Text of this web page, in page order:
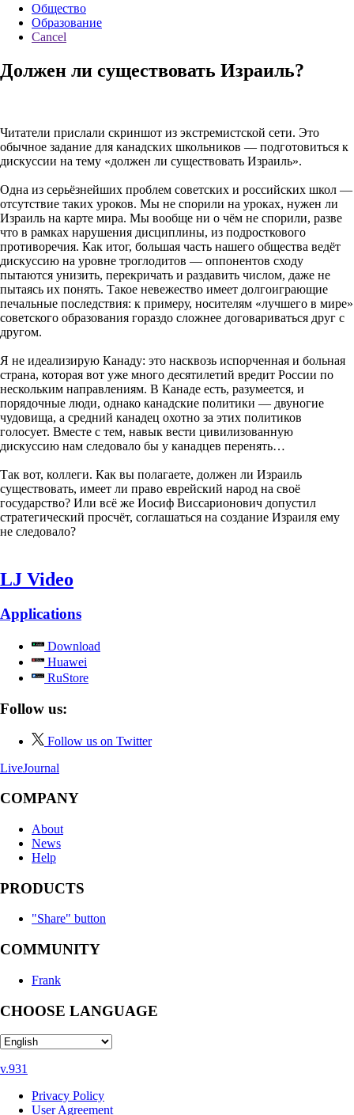
Общество
Образование
Cancel
Должен ли существовать Израиль?
Читатели прислали скриншот из экстремистской сети. Это
обычное задание для канадских школьников — подготовиться к
дискуссии на тему «должен ли существовать Израиль».
Одна из серьёзнейших проблем советских и российских школ —
отсутствие таких уроков. Мы не спорили на уроках, нужен ли
Израиль на карте мира. Мы вообще ни о чём не спорили, разве
что в рамках нарушения дисциплины, из подросткового
противоречия. Как итог, большая часть нашего общества ведёт
дискуссию на уровне троглодитов — оппонентов сходу
пытаются унизить, перекричать и раздавить числом, даже не
пытаясь их понять. Такое невежество имеет долгоиграющие
печальные последствия: к примеру, носителям «лучшего в мире»
советского образования гораздо сложнее договариваться друг с
другом.
Я не идеализирую Канаду: это насквозь испорченная и больная
страна, которая вот уже много десятилетий вредит России по
нескольким направлениям. В Канаде есть, разумеется, и
порядочные люди, однако канадские политики — двуногие
чудовища, а средний канадец охотно за этих политиков
голосует. Вместе с тем, навык вести цивилизованную
дискуссию нам следовало бы у канадцев перенять…
Так вот, коллеги. Как вы полагаете, должен ли Израиль
существовать, имеет ли право еврейский народ на своё
государство? Или всё же Иосиф Виссарионович допустил
стратегический просчёт, соглашаться на создание Израиля ему
не следовало?
LJ Video
Applications
Download
Huawei
RuStore
Follow us:
Follow us on Twitter
LiveJournal
COMPANY
About
News
Help
PRODUCTS
"Share" button
COMMUNITY
Frank
CHOOSE LANGUAGE
v.931
Privacy Policy
User Agreement